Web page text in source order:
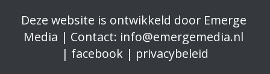
Deze website is ontwikkeld door Emerge
Media | Contact: info@emergemedia.nl
| facebook | privacybeleid